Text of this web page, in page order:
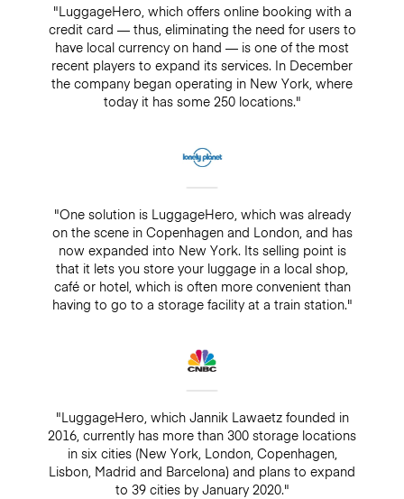
"LuggageHero, which offers online booking with a
credit card — thus, eliminating the need for users to
have local currency on hand — is one of the most
recent players to expand its services. In December
the company began operating in New York, where
today it has some 250 locations."
"One solution is LuggageHero, which was already
on the scene in Copenhagen and London, and has
now expanded into New York. Its selling point is
that it lets you store your luggage in a local shop,
café or hotel, which is often more convenient than
having to go to a storage facility at a train station."
"LuggageHero, which Jannik Lawaetz founded in
2016, currently has more than 300 storage locations
in six cities (New York, London, Copenhagen,
Lisbon, Madrid and Barcelona) and plans to expand
to 39 cities by January 2020."